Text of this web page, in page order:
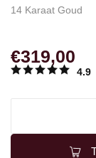
14 Karaat Goud
€319,00
4.9